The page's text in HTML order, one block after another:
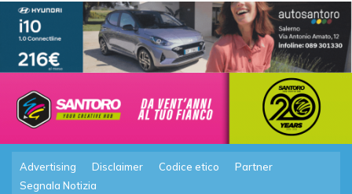
Advertising Disclaimer Codice etico
Partner
Segnala Notizia